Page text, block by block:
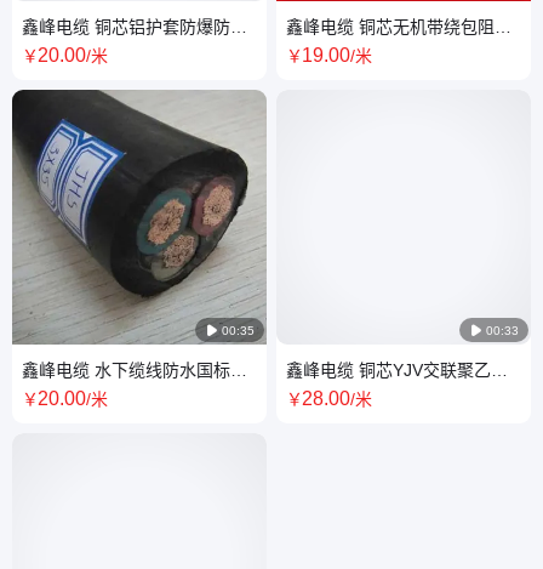
鑫峰电缆 铜芯铝护套防爆防腐
阻燃防火建筑工程矿物质绝缘
￥20.00/米
 00:35
鑫峰电缆 水下缆线防水国标深
潜水泵专用线缆3X35/3x16
￥20.00/米
鑫峰电缆 铜芯无机带绕包阻燃
耐火柔性防火矿物绝缘电缆
￥19.00/米
 00:33
鑫峰电缆 铜芯YJV交联聚乙烯
绝缘建筑工程矿山低压电力电
￥28.00/米